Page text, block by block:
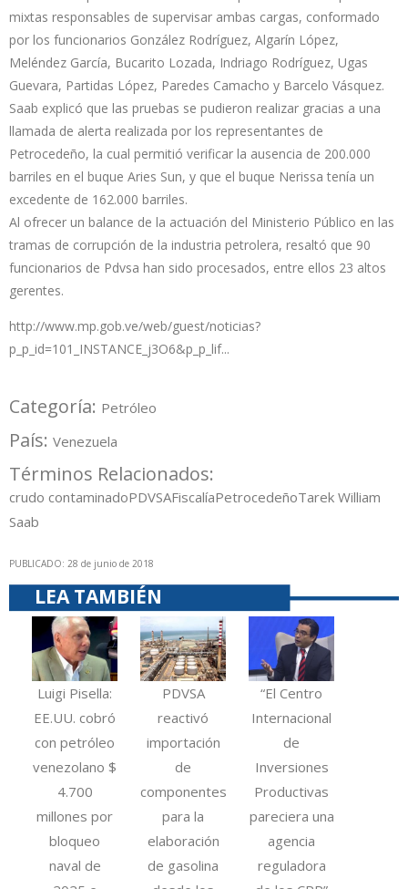
mixtas responsables de supervisar ambas cargas, conformado
por los funcionarios González Rodríguez, Algarín López,
Meléndez García, Bucarito Lozada, Indriago Rodríguez, Ugas
Guevara, Partidas López, Paredes Camacho y Barcelo Vásquez.
Saab explicó que las pruebas se pudieron realizar gracias a una
llamada de alerta realizada por los representantes de
Petrocedeño, la cual permitió verificar la ausencia de 200.000
barriles en el buque Aries Sun, y que el buque Nerissa tenía un
excedente de 162.000 barriles.
Al ofrecer un balance de la actuación del Ministerio Público en las
tramas de corrupción de la industria petrolera, resaltó que 90
funcionarios de Pdvsa han sido procesados, entre ellos 23 altos
gerentes.
http://www.mp.gob.ve/web/guest/noticias?
p_p_id=101_INSTANCE_j3O6&p_p_lif...
Categoría: Petróleo
País: Venezuela
Términos Relacionados:
crudo contaminadoPDVSAFiscalíaPetrocedeñoTarek William
Saab
PUBLICADO: 28 de junio de 2018
LEA TAMBIÉN
Luigi Pisella:
EE.UU. cobró
con petróleo
venezolano $
4.700
millones por
bloqueo
naval de
PDVSA
reactivó
importación
de
componentes
para la
elaboración
de gasolina
“El Centro
Internacional
de
Inversiones
Productivas
pareciera una
agencia
reguladora